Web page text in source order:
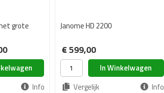
grote
Info
Janome HD 2200
€ 599,00
In Winkelwagen
Vergelijk
Info